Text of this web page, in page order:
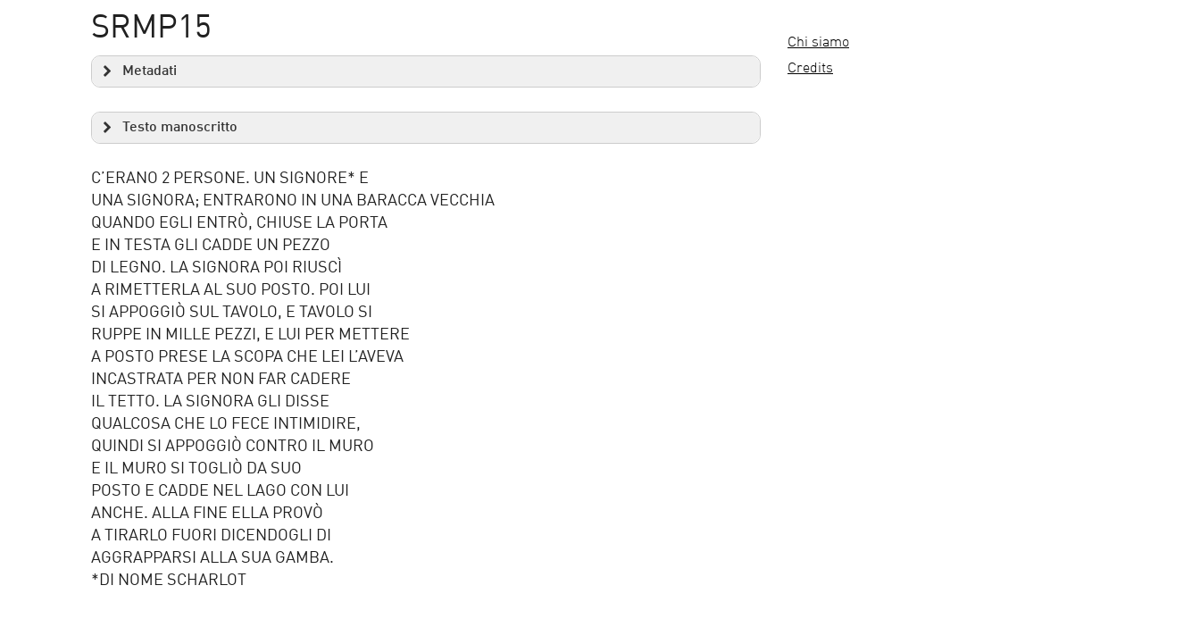
SRMP15
Metadati
Testo manoscritto
C’ERANO 2 PERSONE. UN SIGNORE* E
UNA SIGNORA; ENTRARONO IN UNA BARACCA VECCHIA
QUANDO EGLI ENTRÒ, CHIUSE LA PORTA
E IN TESTA GLI CADDE UN PEZZO
DI LEGNO. LA SIGNORA POI RIUSCÌ
A RIMETTERLA AL SUO POSTO. POI LUI
SI APPOGGIÒ SUL TAVOLO, E TAVOLO SI
RUPPE IN MILLE PEZZI, E LUI PER METTERE
A POSTO PRESE LA SCOPA CHE LEI L’AVEVA
INCASTRATA PER NON FAR CADERE
IL TETTO. LA SIGNORA GLI DISSE
QUALCOSA CHE LO FECE INTIMIDIRE,
QUINDI SI APPOGGIÒ CONTRO IL MURO
E IL MURO SI TOGLIÒ DA SUO
POSTO E CADDE NEL LAGO CON LUI
ANCHE. ALLA FINE ELLA PROVÒ
A TIRARLO FUORI DICENDOGLI DI
AGGRAPPARSI ALLA SUA GAMBA.
*DI NOME SCHARLOT
Chi siamo
Credits